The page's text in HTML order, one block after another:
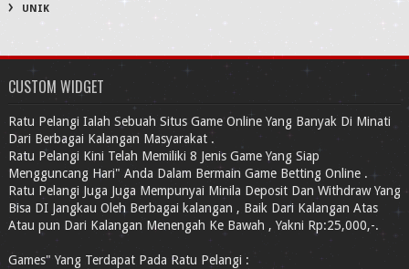
UNIK
CUSTOM WIDGET
Ratu Pelangi Ialah Sebuah Situs Game Online Yang Banyak Di Minati
Dari Berbagai Kalangan Masyarakat .
Ratu Pelangi Kini Telah Memiliki 8 Jenis Game Yang Siap
Mengguncang Hari" Anda Dalam Bermain Game Betting Online .
Ratu Pelangi Juga Juga Mempunyai Minila Deposit Dan Withdraw Yang
Bisa DI Jangkau Oleh Berbagai kalangan , Baik Dari Kalangan Atas
Atau pun Dari Kalangan Menengah Ke Bawah , Yakni Rp:25,000,-.
Games" Yang Terdapat Pada Ratu Pelangi :